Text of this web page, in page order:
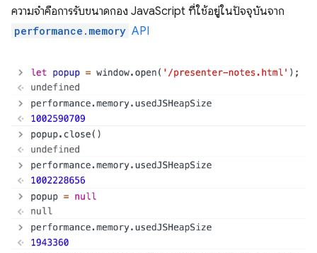
ความจำคือการรับขนาดกอง JavaScript ที่ใช้อยู่ในปัจจุบันจาก
performance.memory API